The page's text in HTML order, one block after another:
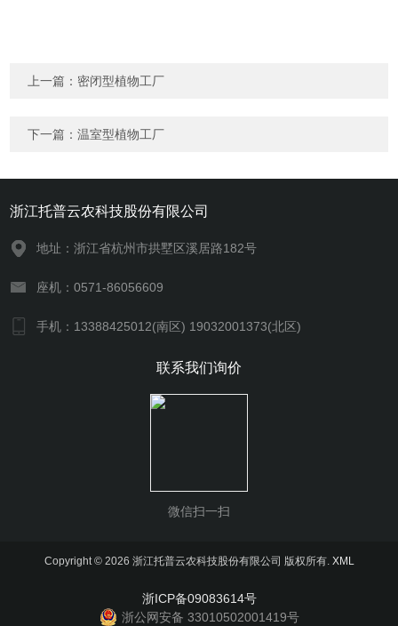
上一篇： 密闭型植物工厂
下一篇：温室型植物工厂
浙江托普云农科技股份有限公司
地址：浙江省杭州市拱墅区溪居路182号
座机：0571-86056609
手机：13388425012(南区) 19032001373(北区)
联系我们询价
微信扫一扫
Copyright © 2026 浙江托普云农科技股份有限公司 版权所有. XML
浙ICP备09083614号
浙公网安备 33010502001419号